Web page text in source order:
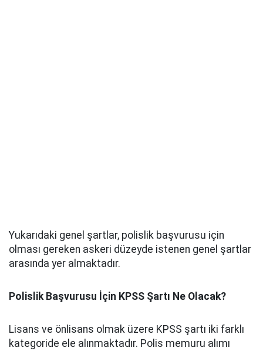
Yukarıdaki genel şartlar, polislik başvurusu için
olması gereken askeri düzeyde istenen genel şartlar
arasında yer almaktadır.
Polislik Başvurusu İçin KPSS Şartı Ne Olacak?
Lisans ve önlisans olmak üzere KPSS şartı iki farklı
kategoride ele alınmaktadır. Polis memuru alımı